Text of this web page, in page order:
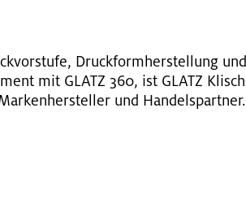
Druck­form­her­stel­lung
mit GLATZ 360, ist GLATZ
und Han­dels­part­ner.